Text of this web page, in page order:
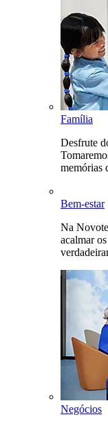
Família
Desfrute
memórias
Bem-estar
Na
acalmar
Negócios